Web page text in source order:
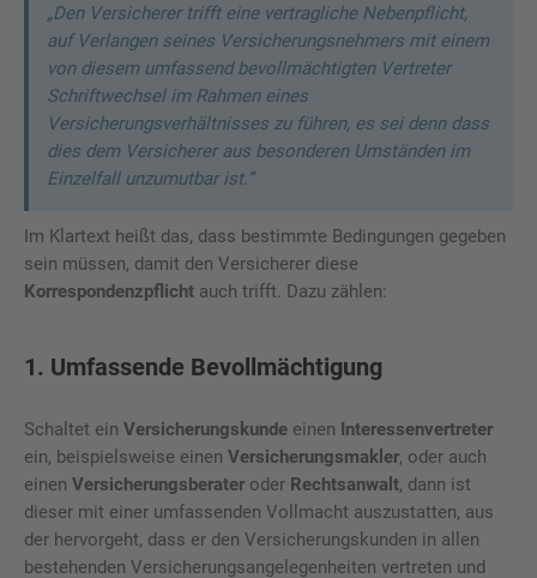
„Den Versicherer trifft eine vertragliche Nebenpflicht,
auf Verlangen seines Versicherungsnehmers mit einem
von diesem umfassend bevollmächtigten Vertreter
Schriftwechsel im Rahmen eines
Versicherungsverhältnisses zu führen, es sei denn dass
dies dem Versicherer aus besonderen Umständen im
Einzelfall unzumutbar ist.“
Im Klartext heißt das, dass bestimmte Bedingungen gegeben
sein müssen, damit den Versicherer diese
Korrespondenzpflicht auch trifft. Dazu zählen:
1. Umfassende Bevollmächtigung
Schaltet ein Versicherungskunde einen Interessenvertreter
ein, beispielsweise einen Versicherungsmakler, oder auch
einen Versicherungsberater oder Rechtsanwalt, dann ist
dieser mit einer umfassenden Vollmacht auszustatten, aus
der hervorgeht, dass er den Versicherungskunden in allen
bestehenden Versicherungsangelegenheiten vertreten und